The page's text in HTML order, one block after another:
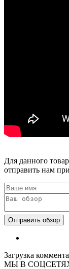
Для данного
отправить нам
Загрузка
МЫ В